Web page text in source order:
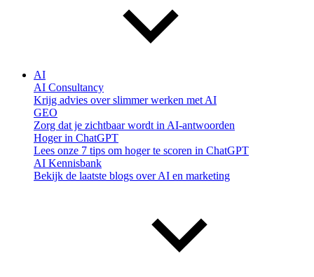
AI
AI Consultancy
Krijg advies over slimmer werken met AI
GEO
Zorg dat je zichtbaar wordt in AI-antwoorden
Hoger in ChatGPT
Lees onze 7 tips om hoger te scoren in ChatGPT
AI Kennisbank
Bekijk de laatste blogs over AI en marketing